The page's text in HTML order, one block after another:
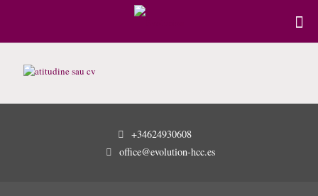
+34624930608
office@evolution-hcc.es